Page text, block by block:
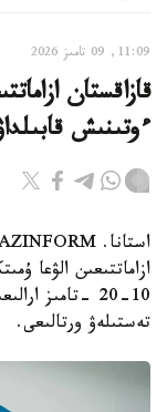
11:09, 09 تامىز 2026
قازاقستان
ءوتىنىش قابىلداۋ 10-تامىزدا
ازاماتتىعىن الۋعا
10-20 -تامىز
تەستىلەۋ ورتالىعى.